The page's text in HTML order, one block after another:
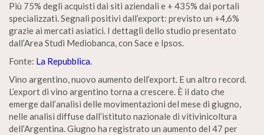
Più 75% degli acquisti dai siti aziendali e + 435% dai portali
specializzati. Segnali positivi dall’export: previsto un +4,6%
grazie ai mercati asiatici. I dettagli dello studio presentato
dall’Area Studi Mediobanca, con Sace e Ipsos.
Fonte: La Repubblica.
Vino argentino, nuovo aumento dell’export. E un altro record.
L’export di vino argentino torna a crescere. È il dato che
emerge dall’analisi delle movimentazioni del mese di giugno,
nelle analisi diffuse dall’istituto nazionale di vitivinicoltura
dell’Argentina. Giugno ha registrato un aumento del 47 per